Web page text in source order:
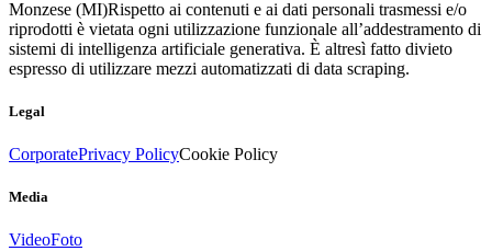
Monzese (MI)Rispetto ai contenuti e ai dati personali trasmessi e/o
riprodotti è vietata ogni utilizzazione funzionale all’addestramento di
sistemi di intelligenza artificiale generativa. È altresì fatto divieto
espresso di utilizzare mezzi automatizzati di data scraping.
Legal
CorporatePrivacy PolicyCookie Policy
Media
VideoFoto